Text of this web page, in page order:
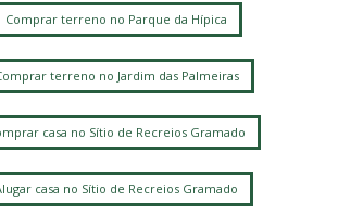
Comprar terreno no Parque da Hípica
terreno no Jardim das Palmeiras
casa no Sítio de Recreios Gramado
casa no Sítio de Recreios Gramado